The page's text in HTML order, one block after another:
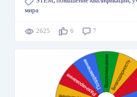
мира
2625 6 7